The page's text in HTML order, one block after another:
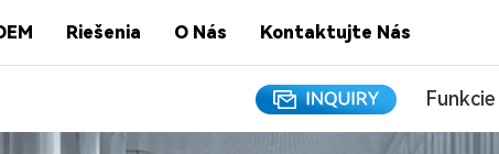
Riešenia O Nás Kontaktujte Nás
Funkcie